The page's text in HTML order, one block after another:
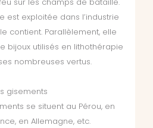
sur les champs de bataille.
est exploitée dans l’industrie
contient. Parallèlement, elle
bijoux utilisés en lithothérapie
nombreuses vertus.
gisements
se situent au Pérou, en
en Allemagne, etc.